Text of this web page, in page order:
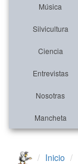
Música
Silvicultura
Ciencia
Entrevistas
Nosotras
Mancheta
Inicio